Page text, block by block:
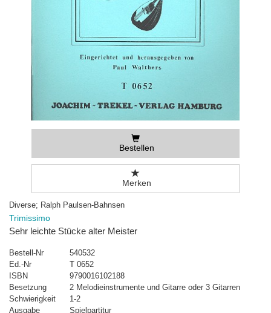
Bestellen
Merken
Diverse; Ralph Paulsen-Bahnsen
Trimissimo
Sehr leichte Stücke alter Meister
Bestell-Nr
540532
Ed.-Nr
T 0652
ISBN
9790016102188
Besetzung
2 Melodieinstrumente und Gitarre oder 3 Gitarren
Schwierigkeit
1-2
Ausgabe
Spielpartitur